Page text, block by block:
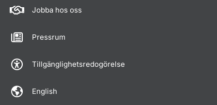
Jobba hos oss
Pressrum
Tillgänglighetsredogörelse
English